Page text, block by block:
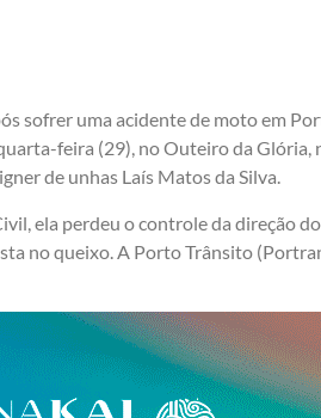
sofrer uma acidente de moto em
feira (29), no Outeiro da
de unhas Laís Matos da Silva.
ela perdeu o controle da direção
no queixo. A Porto Trânsito